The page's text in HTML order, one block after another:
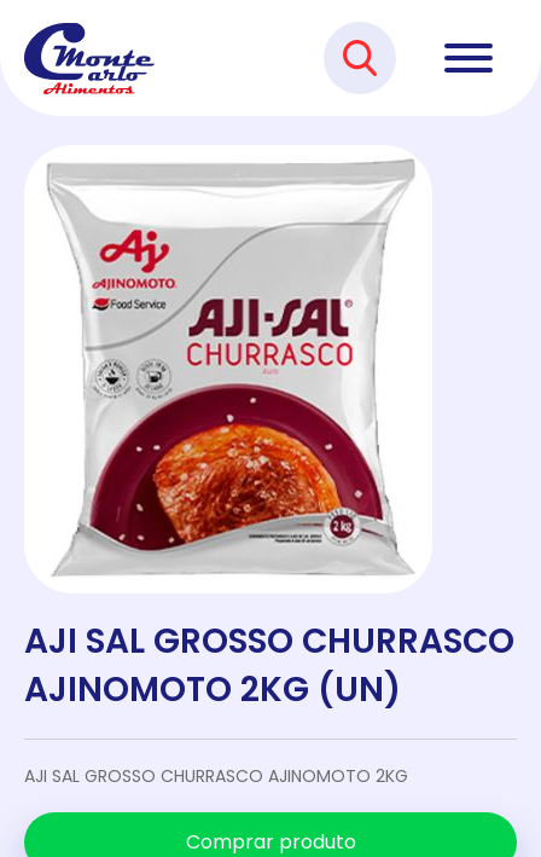
AJI SAL GROSSO CHURRASCO
AJINOMOTO 2KG (UN)
AJI SAL GROSSO CHURRASCO AJINOMOTO 2KG
Comprar produto